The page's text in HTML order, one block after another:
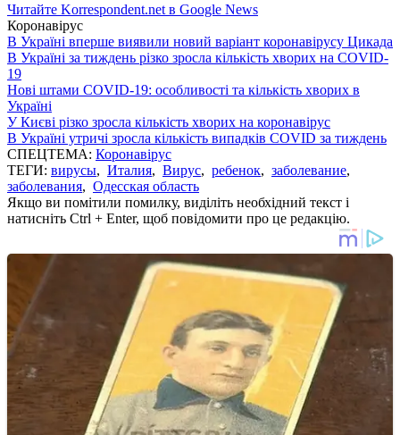
Читайте Korrespondent.net в Google News
Коронавірус
В Україні вперше виявили новий варіант коронавірусу Цикада
В Україні за тиждень різко зросла кількість хворих на COVID-
19
Нові штами COVID-19: особливості та кількість хворих в
Україні
У Києві різко зросла кількість хворих на коронавірус
В Україні утричі зросла кількість випадків COVID за тиждень
СПЕЦТЕМА: Коронавірус
ТЕГИ: вирусы, Италия, Вирус, ребенок, заболевание,
заболевания, Одесская область
Якщо ви помітили помилку, виділіть необхідний текст і
натисніть Ctrl + Enter, щоб повідомити про це редакцію.